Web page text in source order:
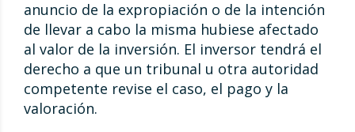
anuncio de la expropiación o de la intención
de llevar a cabo la misma hubiese afectado
al valor de la inversión. El inversor tendrá el
derecho a que un tribunal u otra autoridad
competente revise el caso, el pago y la
valoración.